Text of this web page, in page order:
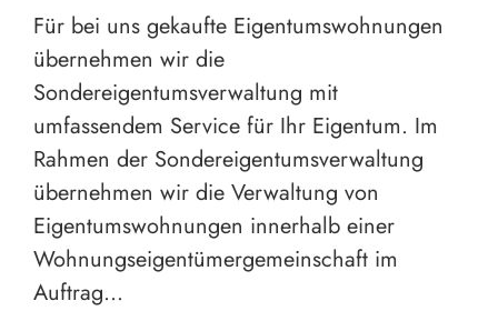
Für bei uns gekaufte Eigentumswohnungen
übernehmen wir die
Sondereigentumsverwaltung mit
umfassendem Service für Ihr Eigentum. Im
Rahmen der Sondereigentumsverwaltung
übernehmen wir die Verwaltung von
Eigentumswohnungen innerhalb einer
Wohnungseigentümergemeinschaft im
Auftrag…